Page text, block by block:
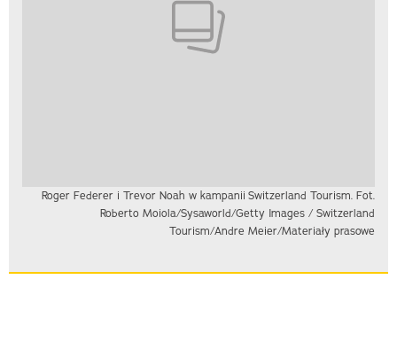
Roger Federer i Trevor Noah w kampanii Switzerland Tourism. Fot.
Roberto Moiola/Sysaworld/Getty Images / Switzerland
Tourism/Andre Meier/Materiały prasowe